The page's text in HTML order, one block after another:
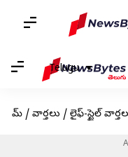
Telugu
హోమ్ / వార్తలు / లైఫ్-స్టైల్